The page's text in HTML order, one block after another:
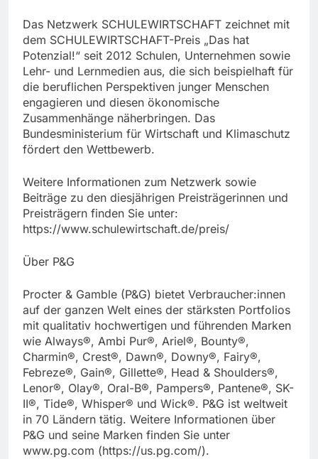
Das Netzwerk SCHULEWIRTSCHAFT zeichnet mit
dem SCHULEWIRTSCHAFT-Preis „Das hat
Potenzial!“ seit 2012 Schulen, Unternehmen sowie
Lehr- und Lernmedien aus, die sich beispielhaft für
die beruflichen Perspektiven junger Menschen
engagieren und diesen ökonomische
Zusammenhänge näherbringen. Das
Bundesministerium für Wirtschaft und Klimaschutz
fördert den Wettbewerb.
Weitere Informationen zum Netzwerk sowie
Beiträge zu den diesjährigen Preisträgerinnen und
Preisträgern finden Sie unter:
https://www.schulewirtschaft.de/preis/
Über P&G
Procter & Gamble (P&G) bietet Verbraucher:innen
auf der ganzen Welt eines der stärksten Portfolios
mit qualitativ hochwertigen und führenden Marken
wie Always®, Ambi Pur®, Ariel®, Bounty®,
Charmin®, Crest®, Dawn®, Downy®, Fairy®,
Febreze®, Gain®, Gillette®, Head & Shoulders®,
Lenor®, Olay®, Oral-B®, Pampers®, Pantene®, SK-
II®, Tide®, Whisper® und Wick®. P&G ist weltweit
in 70 Ländern tätig. Weitere Informationen über
P&G und seine Marken finden Sie unter
www.pg.com (https://us.pg.com/).